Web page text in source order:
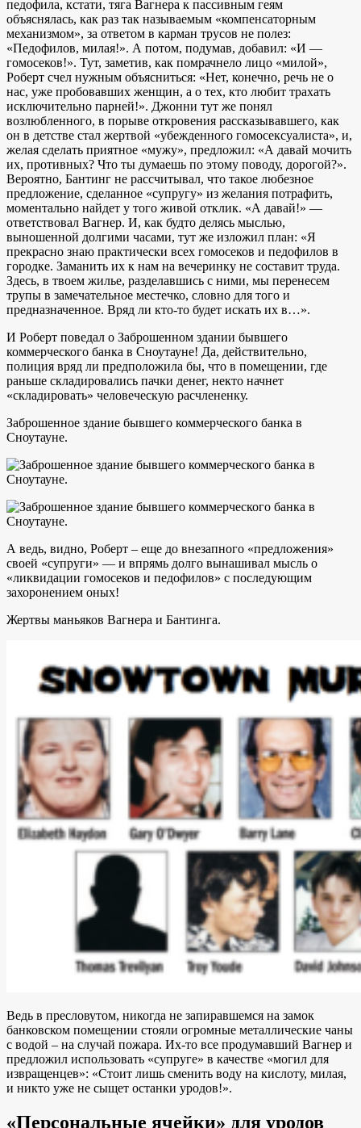
педофила, кстати, тяга Вагнера к пассивным геям
объяснялась, как раз так называемым «компенсаторным
механизмом», за ответом в карман трусов не полез:
«Педофилов, милая!». А потом, подумав, добавил: «И —
гомосеков!». Тут, заметив, как помрачнело лицо «милой»,
Роберт счел нужным объясниться: «Нет, конечно, речь не о
нас, уже пробовавших женщин, а о тех, кто любит трахать
исключительно парней!». Джонни тут же понял
возлюбленного, в порыве откровения рассказывавшего, как
он в детстве стал жертвой «убежденного гомосексуалиста», и,
желая сделать приятное «мужу», предложил: «А давай мочить
их, противных? Что ты думаешь по этому поводу, дорогой?».
Вероятно, Бантинг не рассчитывал, что такое любезное
предложение, сделанное «супругу» из желания потрафить,
моментально найдет у того живой отклик. «А давай!» —
ответствовал Вагнер. И, как будто делясь мыслью,
выношенной долгими часами, тут же изложил план: «Я
прекрасно знаю практически всех гомосеков и педофилов в
городке. Заманить их к нам на вечеринку не составит труда.
Здесь, в твоем жилье, разделавшись с ними, мы перенесем
трупы в замечательное местечко, словно для того и
предназначенное. Вряд ли кто-то будет искать их в…».
И Роберт поведал о Заброшенном здании бывшего
коммерческого банка в Сноутауне! Да, действительно,
полиция вряд ли предположила бы, что в помещении, где
раньше складировались пачки денег, некто начнет
«складировать» человеческую расчлененку.
Заброшенное здание бывшего коммерческого банка в
Сноутауне.
А ведь, видно, Роберт – еще до внезапного «предложения»
своей «супруги» — и впрямь долго вынашивал мысль о
«ликвидации гомосеков и педофилов» с последующим
захоронением оных!
Жертвы маньяков Вагнера и Бантинга.
Ведь в пресловутом, никогда не запиравшемся на замок
банковском помещении стояли огромные металлические чаны
с водой – на случай пожара. Их-то все продумавший Вагнер и
предложил использовать «супруге» в качестве «могил для
извращенцев»: «Стоит лишь сменить воду на кислоту, милая,
и никто уже не сыщет останки уродов!».
«Персональные ячейки» для уродов